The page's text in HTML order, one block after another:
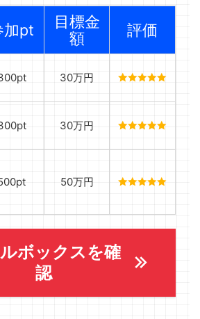
加pt
目標金
額
評価
30万円
30万円
50万円
ボックスを確
認